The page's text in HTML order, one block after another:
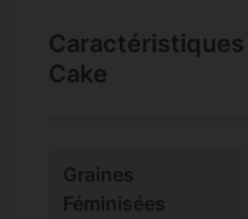
Cake
Graines
Féminisées